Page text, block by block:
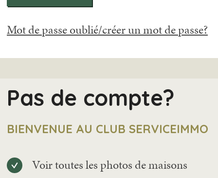
Mot de passe oublié/créer un mot de passe?
Pas de compte?
BIENVENUE AU CLUB SERVICEIMMO
Voir toutes les photos de maisons